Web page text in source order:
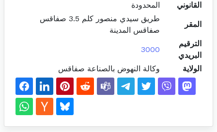
القانوني
المحدودة
المقر
طريق سيدي منصور كلم 3.5 صفاقس
صفاقس المدينة
الترقيم
البريدي
3000
الولاية وكالة النهوض بالصناعة صفاقس